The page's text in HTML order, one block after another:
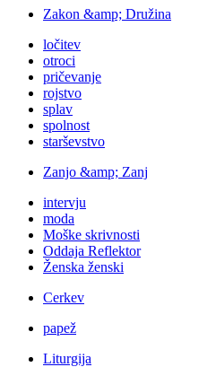
Zakon &amp; Družina
ločitev
otroci
pričevanje
rojstvo
splav
spolnost
starševstvo
Zanjo &amp; Zanj
intervju
moda
Moške skrivnosti
Oddaja Reflektor
Ženska ženski
Cerkev
papež
Liturgija